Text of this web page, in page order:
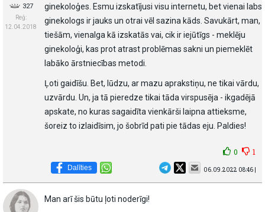
327
Reģ:
12.04.2018
ginekoloģes. Esmu izskatījusi visu internetu, bet vienai labs
ginekologs ir jauks un otrai vēl sazina kāds. Savukārt, man,
tiešām, vienalga kā izskatās vai, cik ir iejūtīgs - meklēju
ginekoloģi, kas prot atrast problēmas sakni un piemeklēt
labāko ārstniecības metodi.
Ļoti gaidīšu. Bet, lūdzu, ar mazu aprakstiņu, ne tikai vārdu,
uzvārdu. Un, ja tā pieredze tikai tāda virspusēja - ikgadējā
apskate, no kuras sagaidīta vienkārši laipna attieksme,
šoreiz to izlaidīsim, jo šobrīd pati pie tādas eju. Paldies!
0 1
Dalīties 06.09.2022 08:46 |
Man arī šis būtu ļoti noderīgi!